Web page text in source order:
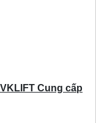
Cung cấp